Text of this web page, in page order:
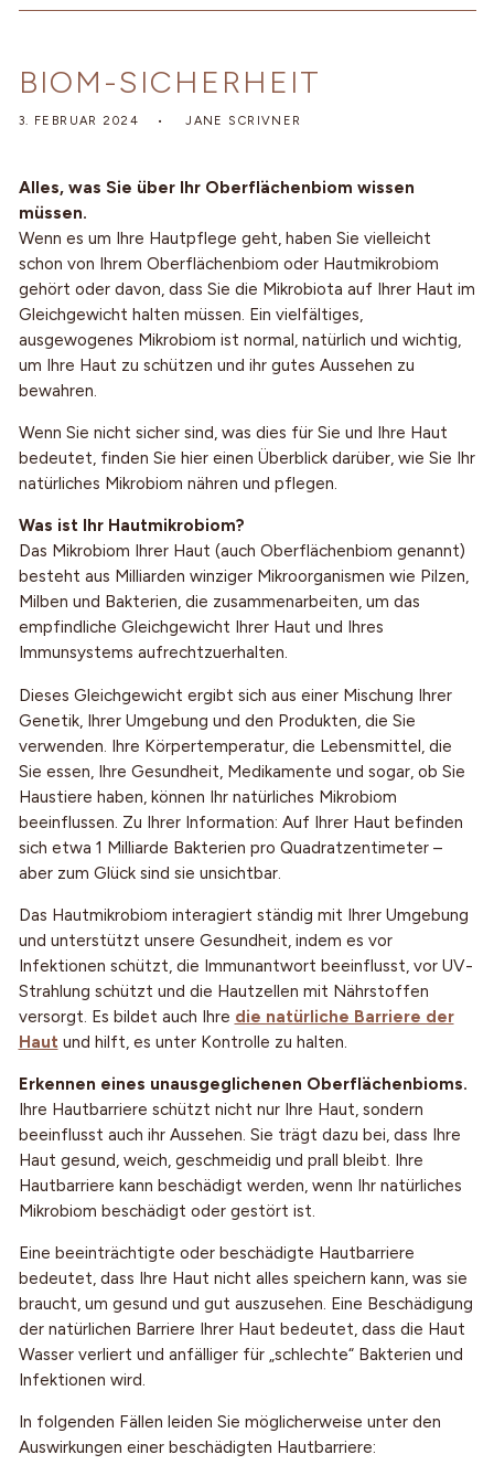
BIOM-SICHERHEIT
3. FEBRUAR 2024 JANE SCRIVNER
Alles, was Sie über Ihr Oberflächenbiom wissen
müssen.
Wenn es um Ihre Hautpflege geht, haben Sie vielleicht
schon von Ihrem Oberflächenbiom oder Hautmikrobiom
gehört oder davon, dass Sie die Mikrobiota auf Ihrer Haut im
Gleichgewicht halten müssen. Ein vielfältiges,
ausgewogenes Mikrobiom ist normal, natürlich und wichtig,
um Ihre Haut zu schützen und ihr gutes Aussehen zu
bewahren.
Wenn Sie nicht sicher sind, was dies für Sie und Ihre Haut
bedeutet, finden Sie hier einen Überblick darüber, wie Sie Ihr
natürliches Mikrobiom nähren und pflegen.
Was ist Ihr Hautmikrobiom?
Das Mikrobiom Ihrer Haut (auch Oberflächenbiom genannt)
besteht aus Milliarden winziger Mikroorganismen wie Pilzen,
Milben und Bakterien, die zusammenarbeiten, um das
empfindliche Gleichgewicht Ihrer Haut und Ihres
Immunsystems aufrechtzuerhalten.
Dieses Gleichgewicht ergibt sich aus einer Mischung Ihrer
Genetik, Ihrer Umgebung und den Produkten, die Sie
verwenden. Ihre Körpertemperatur, die Lebensmittel, die
Sie essen, Ihre Gesundheit, Medikamente und sogar, ob Sie
Haustiere haben, können Ihr natürliches Mikrobiom
beeinflussen. Zu Ihrer Information: Auf Ihrer Haut befinden
sich etwa 1 Milliarde Bakterien pro Quadratzentimeter –
aber zum Glück sind sie unsichtbar.
Das Hautmikrobiom interagiert ständig mit Ihrer Umgebung
und unterstützt unsere Gesundheit, indem es vor
Infektionen schützt, die Immunantwort beeinflusst, vor UV-
Strahlung schützt und die Hautzellen mit Nährstoffen
versorgt. Es bildet auch Ihre die natürliche Barriere der
Haut und hilft, es unter Kontrolle zu halten.
Erkennen eines unausgeglichenen Oberflächenbioms.
Ihre Hautbarriere schützt nicht nur Ihre Haut, sondern
beeinflusst auch ihr Aussehen. Sie trägt dazu bei, dass Ihre
Haut gesund, weich, geschmeidig und prall bleibt. Ihre
Hautbarriere kann beschädigt werden, wenn Ihr natürliches
Mikrobiom beschädigt oder gestört ist.
Eine beeinträchtigte oder beschädigte Hautbarriere
bedeutet, dass Ihre Haut nicht alles speichern kann, was sie
braucht, um gesund und gut auszusehen. Eine Beschädigung
der natürlichen Barriere Ihrer Haut bedeutet, dass die Haut
Wasser verliert und anfälliger für „schlechte“ Bakterien und
Infektionen wird.
In folgenden Fällen leiden Sie möglicherweise unter den
Auswirkungen einer beschädigten Hautbarriere: